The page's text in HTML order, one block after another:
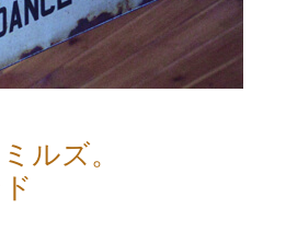
ルズ。